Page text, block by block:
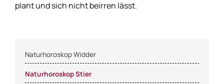
Musikhoroskop
plant und sich nicht beirren lässt.
Naturhoroskop Widder
Naturhoroskop Stier